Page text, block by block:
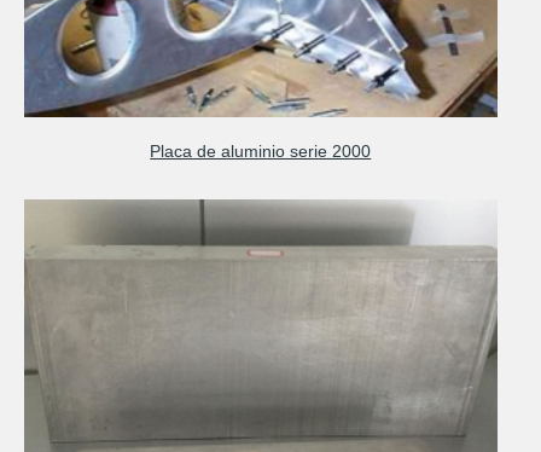
Placa de aluminio serie 2000